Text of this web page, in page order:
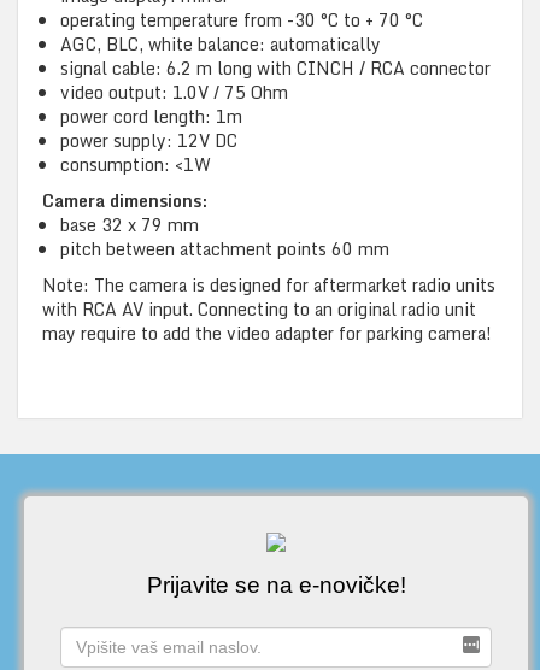
operating temperature from -30 °C to + 70 °C
AGC, BLC, white balance: automatically
signal cable: 6.2 m long with CINCH / RCA connector
video output: 1.0V / 75 Ohm
power cord length: 1m
power supply: 12V DC
consumption: <1W
Camera dimensions:
base 32 x 79 mm
pitch between attachment points 60 mm
Note: The camera is designed for aftermarket radio units
with RCA AV input. Connecting to an original radio unit
may require to add the video adapter for parking camera!
Prijavite se na e-novičke!